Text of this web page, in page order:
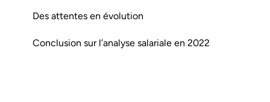
Des attentes en évolution
Conclusion sur l’analyse salariale en 2022